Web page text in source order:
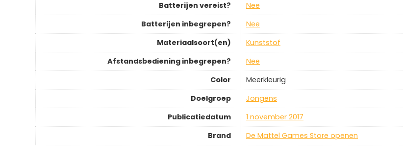
Batterijen vereist?
‎Nee
Batterijen inbegrepen?
‎Nee
Materiaalsoort(en)
‎Kunststof
Afstandsbediening inbegrepen?
‎Nee
Color
‎Meerkleurig
Doelgroep
‎Jongens
Publicatiedatum
‎1 november 2017
Brand
De Mattel Games Store openen